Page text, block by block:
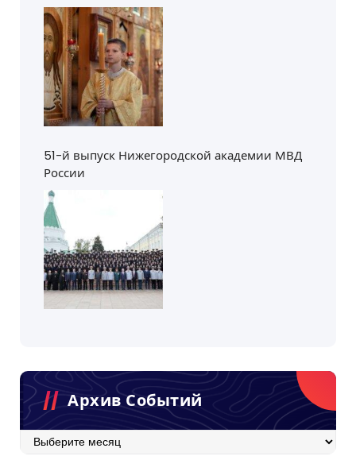
51-й выпуск Нижегородской академии МВД
России
Архив Событий
Архив